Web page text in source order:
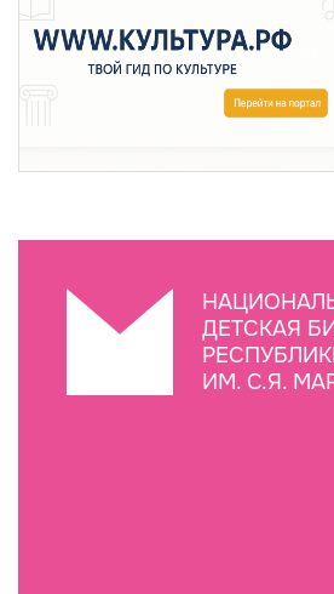
ДЕТСКАЯ
ИМ. С.Я.